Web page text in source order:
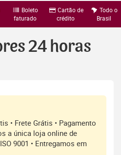
Boleto
faturado
Cartão de
crédito
Todo o
Brasil
24 horas
• Frete Grátis • Pagamento
a única loja online de
9001 • Entregamos em